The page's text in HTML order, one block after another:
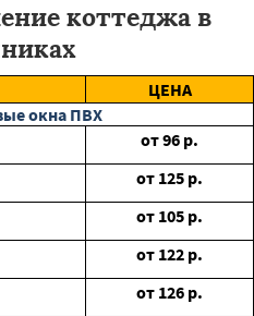
коттеджа в
ЦЕНА
окна ПВХ
от96 р.
от 125 р.
от 105 р.
от 122 р.
от 126 р.